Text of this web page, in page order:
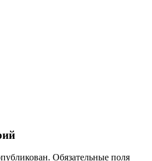
Обязательные поля